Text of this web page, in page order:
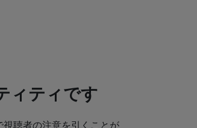
ィティです
聴者の注意を引くことが